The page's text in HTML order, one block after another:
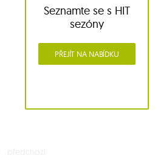
Seznamte se s HIT
sezóny
PŘEJÍT NA NABÍDKU